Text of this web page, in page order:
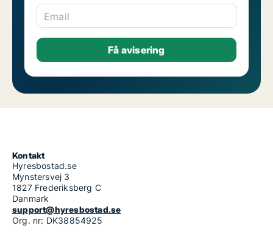
Email
Kontakt
Hyresbostad.se
Mynstersvej 3
1827 Frederiksberg C
Danmark
support@hyresbostad.se
Org. nr: DK38854925